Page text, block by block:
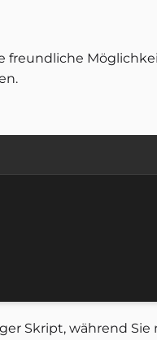
freundliche
Skript, während Sie